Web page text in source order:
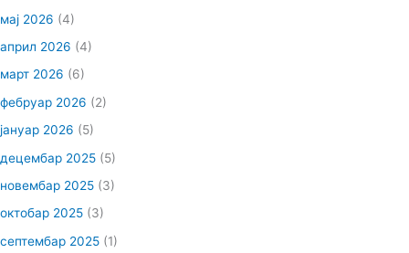
мај 2026 (4)
април 2026 (4)
март 2026 (6)
фебруар 2026 (2)
јануар 2026 (5)
децембар 2025 (5)
новембар 2025 (3)
октобар 2025 (3)
септембар 2025 (1)